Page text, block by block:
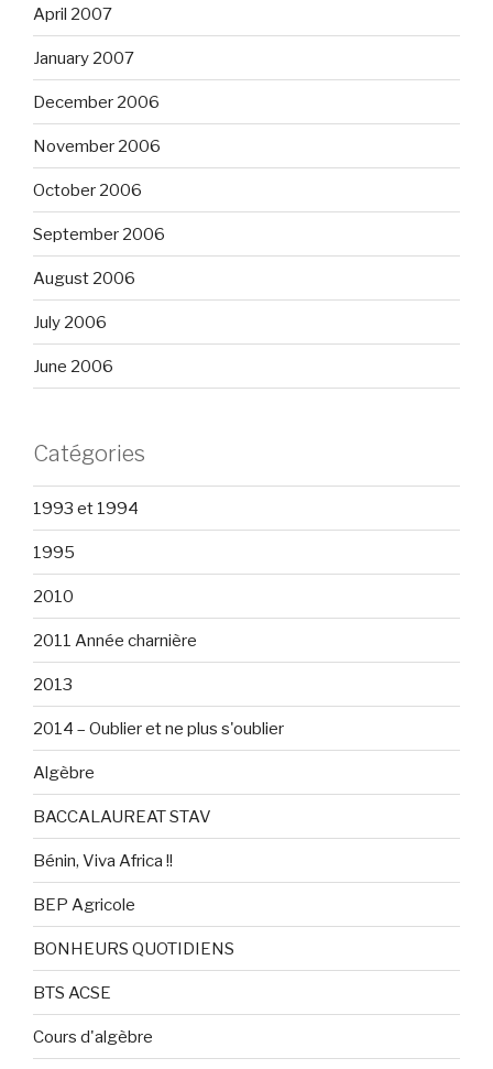
April 2007
January 2007
December 2006
November 2006
October 2006
September 2006
August 2006
July 2006
June 2006
Catégories
1993 et 1994
1995
2010
2011 Année charnière
2013
2014 – Oublier et ne plus s'oublier
Algèbre
BACCALAUREAT STAV
Bénin, Viva Africa !!
BEP Agricole
BONHEURS QUOTIDIENS
BTS ACSE
Cours d'algèbre